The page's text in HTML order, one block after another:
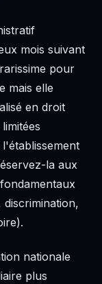
mois suivant
pour
mais elle
en droit
la aux
discrimination,
nationale
plus